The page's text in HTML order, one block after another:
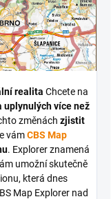
realita Chcete na
uplynulých více než
změnách zjistit
vámCBS Map
. Explorer znamená
umožní skutečně
která dnes
Map Explorer nad